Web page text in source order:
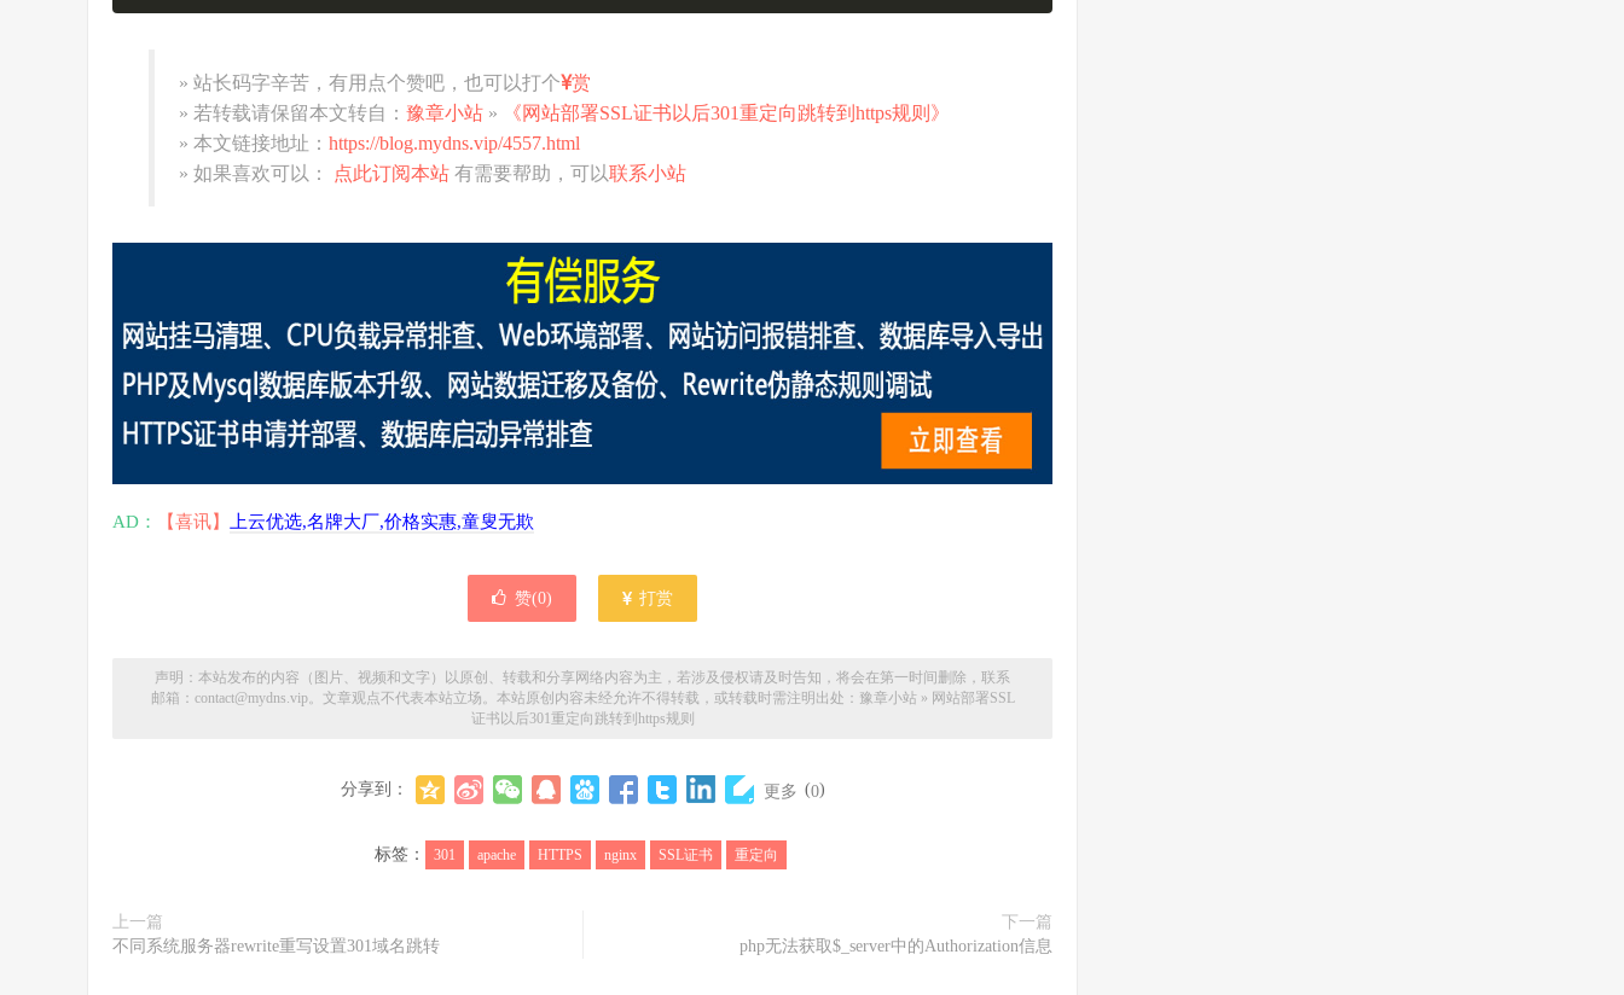
» 站长码字辛苦，有用点个赞吧，也可以打个 赏
» 若转载请保留本文转自： 豫章小站 »
《网站部署SSL证书以后301重定向跳转到https规则》
» 本文链接地址： https://blog.mydns.vip/4557.html
» 如果喜欢可以：
点此订阅本站 有需要帮助，可以联系小站
AD： 【喜讯】 上云优选,名牌大厂,价格实惠,童叟无欺
赞(0) 打赏
声明：本站发布的内容（图片、视频和文字）以原创、转载和分享网络内容为主，若涉及侵权请及时告知，将会在第一时间删除，联系
邮箱：contact@mydns.vip。文章观点不代表本站立场。本站原创内容未经允许不得转载，或转载时需注明出处： 豫章小站» 网站部署SSL
证书以后301重定向跳转到https规则
分享到： 更多 (0)
标签： 301 apache HTTPS nginx SSL证书 重定向
上一篇
不同系统服务器rewrite重写设置301域名跳转
下一篇
php无法获取$_server中的Authorization信息